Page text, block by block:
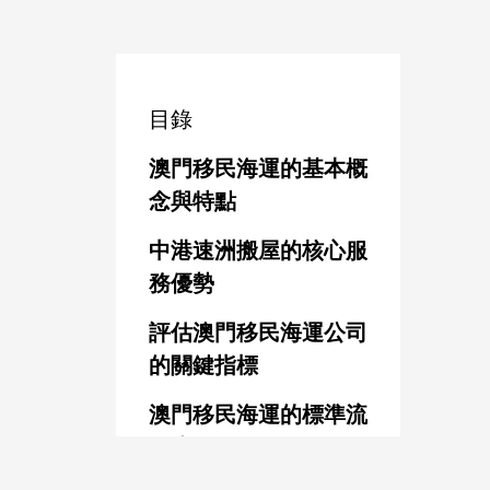
目錄
澳門移民海運的基本概
念與特點
中港速洲搬屋的核心服
務優勢
評估澳門移民海運公司
的關鍵指標
澳門移民海運的標準流